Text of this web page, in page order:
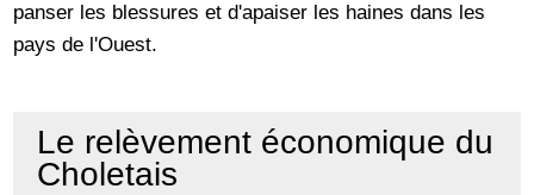
panser les blessures et d'apaiser les haines dans les
pays de l'Ouest.
Le relèvement économique du
Choletais